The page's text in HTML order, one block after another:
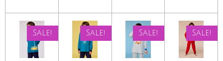
Sale! Sale! Sale! Sale!